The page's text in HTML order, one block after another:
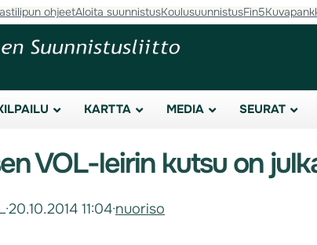
ohjeetAloita suunnistusKoulusuunnistusFin5
KARTTA MEDIA SEURAT
VOL-leirin kutsu on
·20.10.2014 11:04·nuoriso